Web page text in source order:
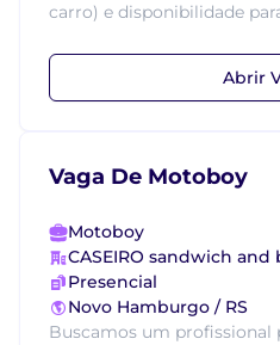
carro) e disponibilidade
Abrir
Vaga De Motoboy
Motoboy
CASEIRO sandwich and
Presencial
Novo Hamburgo / RS
Buscamos um profissional